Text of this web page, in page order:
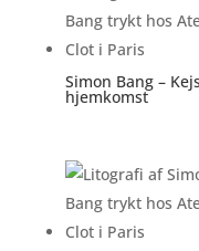
Simon Bang –
hjemkomst